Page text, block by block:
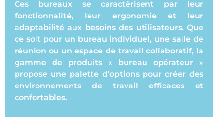
Ces bureaux se caractérisent par leur
fonctionnalité, leur ergonomie et leur
adaptabilité aux besoins des utilisateurs. Que
ce soit pour un bureau individuel, une salle de
réunion ou un espace de travail collaboratif, la
gamme de produits « bureau opérateur »
propose une palette d’options pour créer des
environnements de travail efficaces et
confortables.